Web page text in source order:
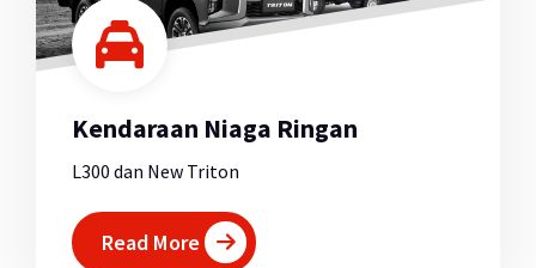
Kendaraan Niaga Ringan
L300 dan New Triton
Read More